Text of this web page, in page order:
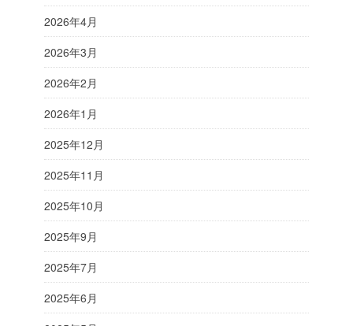
2026年4月
2026年3月
2026年2月
2026年1月
2025年12月
2025年11月
2025年10月
2025年9月
2025年7月
2025年6月